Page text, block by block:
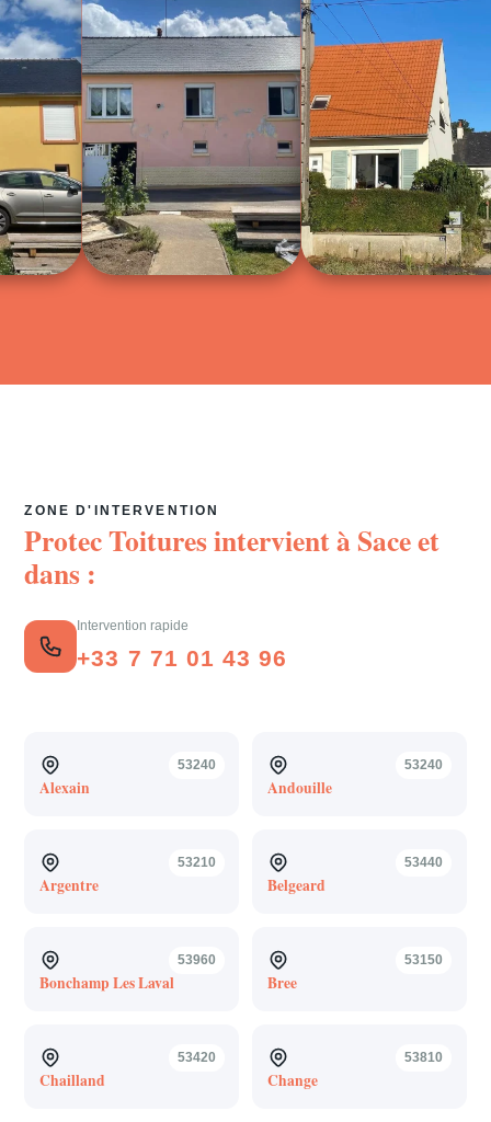
ZONE D'INTERVENTION
Protec Toitures intervient àSaceet
dans :
Intervention rapide
+33 7 71 01 43 96
53240
Alexain
53240
Andouille
53210
Argentre
53440
Belgeard
53960
Bonchamp Les Laval
53150
Bree
53420
Chailland
53810
Change